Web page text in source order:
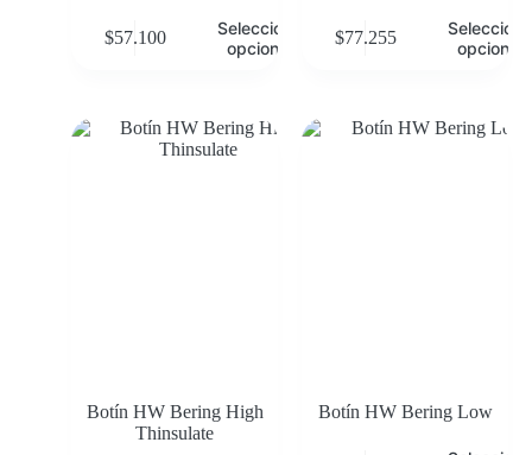
$57.100
Seleccionar
opciones
$77.255
opciones
Botín HW Bering High
Thinsulate
Botín HW Bering Low